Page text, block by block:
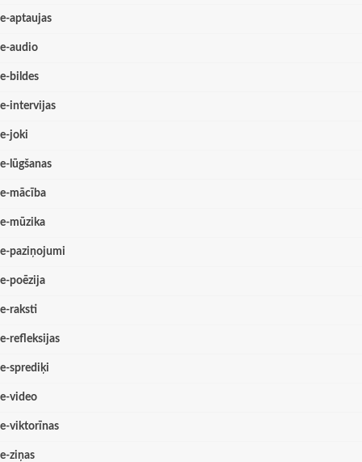
e-aptaujas
e-audio
e-bildes
e-intervijas
e-joki
e-lūgšanas
e-mācība
e-mūzika
e-paziņojumi
e-poēzija
e-raksti
e-refleksijas
e-sprediķi
e-video
e-viktorīnas
e-ziņas